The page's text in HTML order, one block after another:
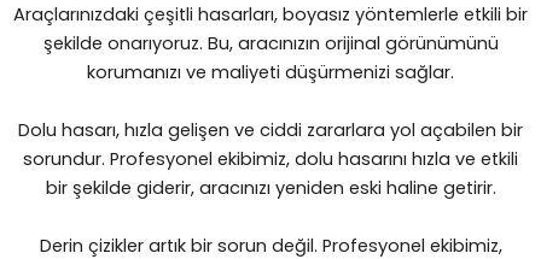
Araçlarınızdaki çeşitli hasarları, boyasız yöntemlerle etkili bir
şekilde onarıyoruz. Bu, aracınızın orijinal görünümünü
korumanızı ve maliyeti düşürmenizi sağlar.
Dolu hasarı, hızla gelişen ve ciddi zararlara yol açabilen bir
sorundur. Profesyonel ekibimiz, dolu hasarını hızla ve etkili
bir şekilde giderir, aracınızı yeniden eski haline getirir.
Derin çizikler artık bir sorun değil. Profesyonel ekibimiz,